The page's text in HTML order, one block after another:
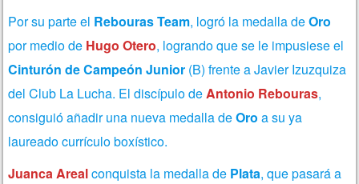
Por su parte el Rebouras Team, logró la medalla deOro
por medio de Hugo Otero, logrando que se le impusiese el
Cinturón de Campeón Junior (B) frente a Javier Izuzquiza
del Club La Lucha. El discípulo deAntonio Rebouras,
consiguió añadir una nueva medalla deOro a su ya
laureado currículo boxístico.
Juanca Arealconquista la medalla de Plata, que pasará a